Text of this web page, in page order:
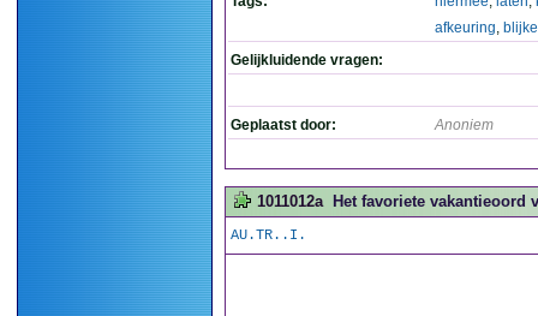
afkeuring,
Gelijkluidende vragen:
Geplaatst door: Anoniem
1011012a Het favoriete vakantieoord
AU.TR..I.